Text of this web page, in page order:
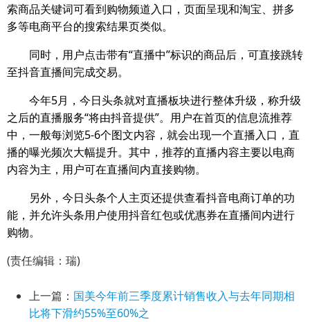
索商品关键词可看到购物频道入口，页面呈现和淘宝、拼多
多等电商平台的搜索结果页类似。
同时，用户点击带有“直播中”标识的商品后，可直接跳转
至抖音直播间完成交易。
今年5月，今日头条就对直播板块进行整体升级，称升级
之后的直播服务“将由抖音提供”。用户在首页的信息流推荐
中，一般每浏览5-6个图文内容，就会出现一个直播入口，直
播的曝光频次大幅提升。其中，推荐的直播内容主要以电商
内容为主，用户可在直播间内直接购物。
另外，今日头条个人主页还提供查看抖音电商订单的功
能，并允许头条用户使用抖音红包或优惠券在直播间内进行
购物。
(责任编辑：瑞)
上一篇： 国美今年前三季度累计销售收入与去年同期相
比将下滑约55%至60%之